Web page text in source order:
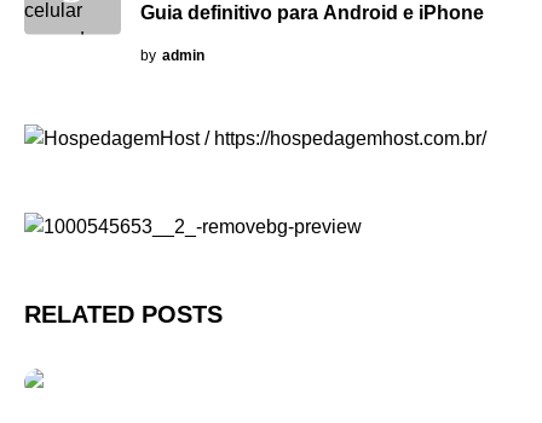
Guia definitivo para Android e iPhone
by admin
RELATED POSTS